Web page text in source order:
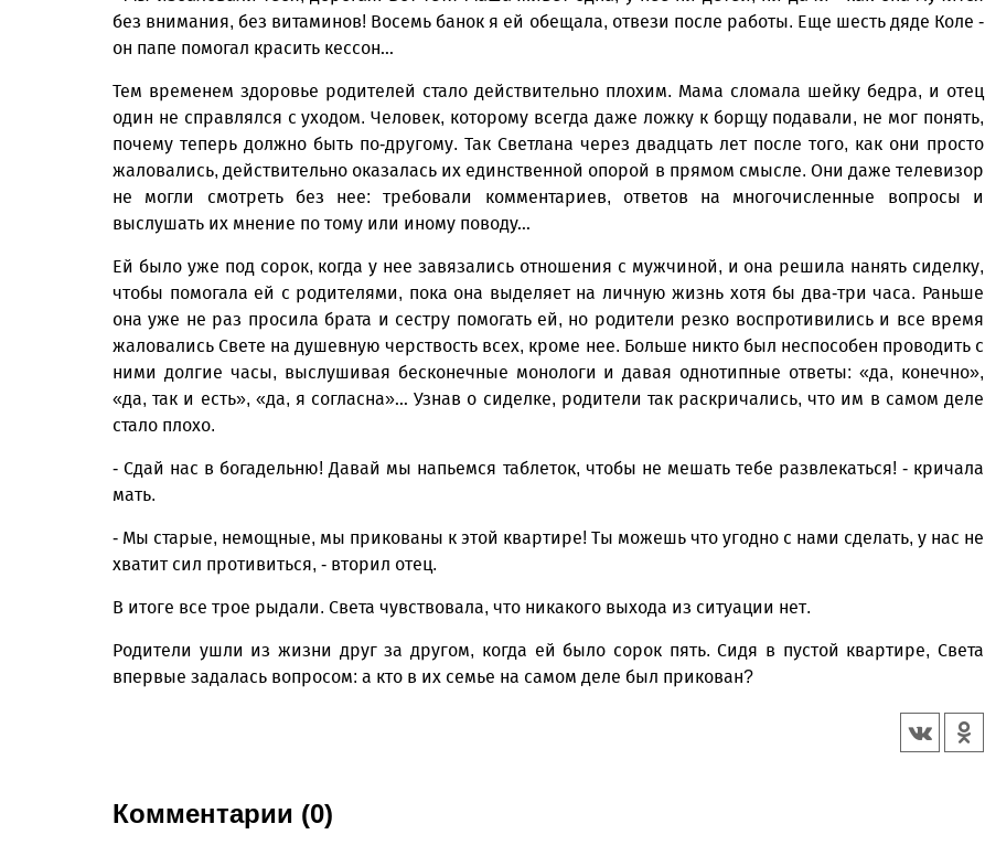
без внимания, без витаминов! Восемь банок я ей обещала, отвези после работы. Еще шесть дяде Коле -
он папе помогал красить кессон…
Тем временем здоровье родителей стало действительно плохим. Мама сломала шейку бедра, и отец
один не справлялся с уходом. Человек, которому всегда даже ложку к борщу подавали, не мог понять,
почему теперь должно быть по-другому. Так Светлана через двадцать лет после того, как они просто
жаловались, действительно оказалась их единственной опорой в прямом смысле. Они даже телевизор
не могли смотреть без нее: требовали комментариев, ответов на многочисленные вопросы и
выслушать их мнение по тому или иному поводу…
Ей было уже под сорок, когда у нее завязались отношения с мужчиной, и она решила нанять сиделку,
чтобы помогала ей с родителями, пока она выделяет на личную жизнь хотя бы два-три часа. Раньше
она уже не раз просила брата и сестру помогать ей, но родители резко воспротивились и все время
жаловались Свете на душевную черствость всех, кроме нее. Больше никто был неспособен проводить с
ними долгие часы, выслушивая бесконечные монологи и давая однотипные ответы: «да, конечно»,
«да, так и есть», «да, я согласна»… Узнав о сиделке, родители так раскричались, что им в самом деле
стало плохо.
- Сдай нас в богадельню! Давай мы напьемся таблеток, чтобы не мешать тебе развлекаться! - кричала
мать.
- Мы старые, немощные, мы прикованы к этой квартире! Ты можешь что угодно с нами сделать, у нас не
хватит сил противиться, - вторил отец.
В итоге все трое рыдали. Света чувствовала, что никакого выхода из ситуации нет.
Родители ушли из жизни друг за другом, когда ей было сорок пять. Сидя в пустой квартире, Света
впервые задалась вопросом: а кто в их семье на самом деле был прикован?
Комментарии (0)